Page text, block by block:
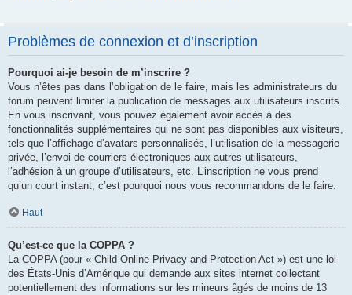
Problèmes de connexion et d’inscription
Pourquoi ai-je besoin de m’inscrire ?
Vous n’êtes pas dans l’obligation de le faire, mais les administrateurs du
forum peuvent limiter la publication de messages aux utilisateurs inscrits.
En vous inscrivant, vous pouvez également avoir accès à des
fonctionnalités supplémentaires qui ne sont pas disponibles aux visiteurs,
tels que l’affichage d’avatars personnalisés, l’utilisation de la messagerie
privée, l’envoi de courriers électroniques aux autres utilisateurs,
l’adhésion à un groupe d’utilisateurs, etc. L’inscription ne vous prend
qu’un court instant, c’est pourquoi nous vous recommandons de le faire.
Haut
Qu’est-ce que la COPPA ?
La COPPA (pour « Child Online Privacy and Protection Act ») est une loi
des États-Unis d’Amérique qui demande aux sites internet collectant
potentiellement des informations sur les mineurs âgés de moins de 13